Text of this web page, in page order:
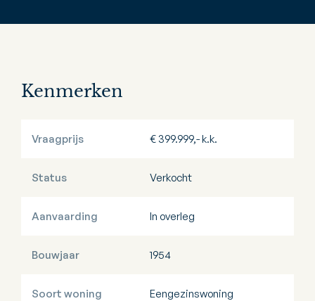
Kenmerken
Vraagprijs € 399.999,- k.k.
Status Verkocht
Aanvaarding In overleg
Bouwjaar 1954
Soort woning Eengezinswoning